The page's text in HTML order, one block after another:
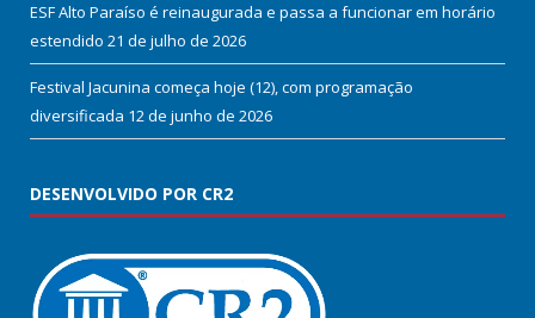
ESF Alto Paraíso é reinaugurada e passa a funcionar em horário
estendido 21 de julho de 2026
Festival Jacunina começa hoje (12), com programação
diversificada 12 de junho de 2026
DESENVOLVIDO POR CR2